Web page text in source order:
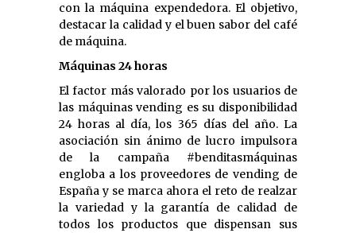
con la máquina expendedora. El objetivo,
destacar la calidad y el buen sabor del café
de máquina.
Máquinas 24 horas
El factor más valorado por los usuarios de
las máquinas vending es su disponibilidad
24 horas al día, los 365 días del año. La
asociación sin ánimo de lucro impulsora
de la campaña #benditasmáquinas
engloba a los proveedores de vending de
España y se marca ahora el reto de realzar
la variedad y la garantía de calidad de
todos los productos que dispensan sus